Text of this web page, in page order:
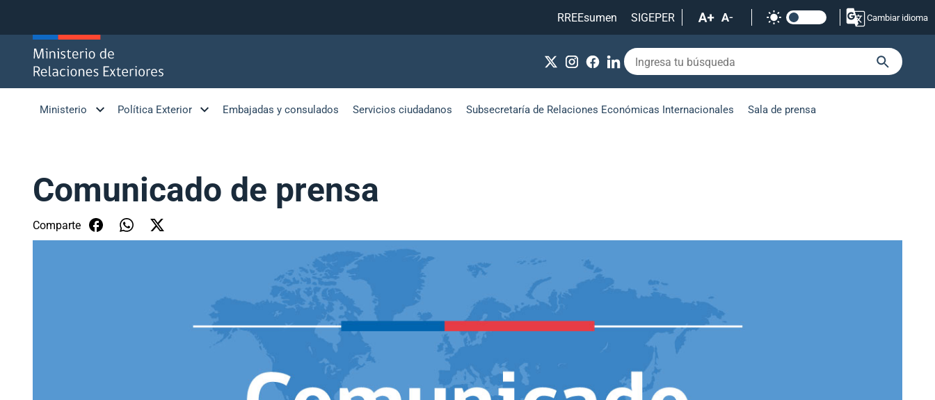
RREEsumen
SIGEPER Cambiar idioma
Ministerio Política Exterior Embajadas y consulados Servicios ciudadanos Subsecretaría de Relaciones Económicas Internacionales Sala de prensa
Comunicado de prensa
Comparte